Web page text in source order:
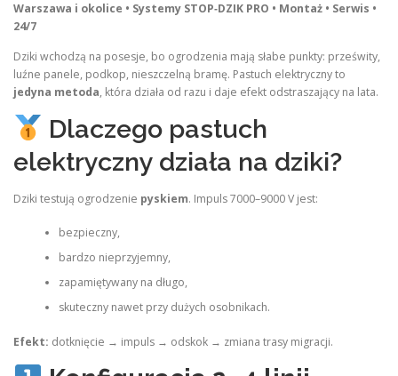
Warszawa i okolice • Systemy STOP‑DZIK PRO • Montaż • Serwis •
24/7
Dziki wchodzą na posesje, bo ogrodzenia mają słabe punkty: prześwity,
luźne panele, podkop, nieszczelną bramę. Pastuch elektryczny to
jedyna metoda, która działa od razu i daje efekt odstraszający na lata.
Dlaczego pastuch
elektryczny działa na dziki?
Dziki testują ogrodzenie pyskiem. Impuls 7000–9000 V jest:
bezpieczny,
bardzo nieprzyjemny,
zapamiętywany na długo,
skuteczny nawet przy dużych osobnikach.
Efekt: dotknięcie → impuls → odskok → zmiana trasy migracji.